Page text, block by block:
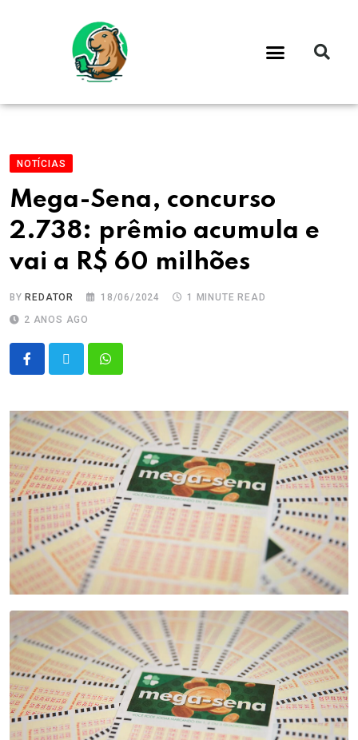
NOTÍCIAS
Mega-Sena, concurso
2.738: prêmio acumula e
vai a R$ 60 milhões
BY REDATOR 18/06/2024
1 MINUTE READ
2 ANOS AGO